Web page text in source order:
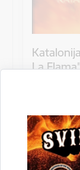
La
Koncerts
12.